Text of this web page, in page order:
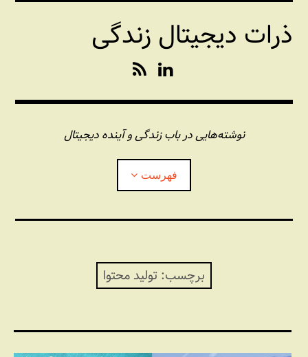
رفتن
محتواذرات دیجیتال زندگی
n
k
e
d
I
n
S
نوشته‌هایی در باب زندگی و آینده دیجیتال
فهرست
برچسب:تولید محتوا